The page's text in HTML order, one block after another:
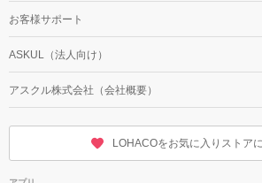
お客様サポート
ASKUL（法人向け）
アスクル株式会社（会社概要）
LOHACOをお気に入りストア